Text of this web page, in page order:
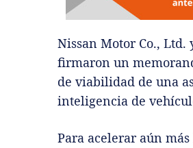
Nissan Motor Co.,
firmaron un
de viabilidad de una
inteligencia de
Para acelerar aún